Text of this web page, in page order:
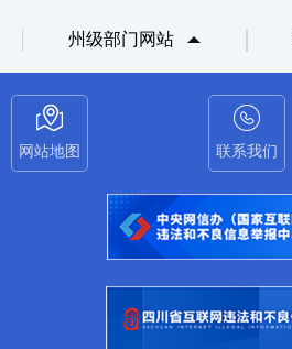
明“丹巴县融投企业经营管
融资计划意见建议”。 3. 联
系电话：0836-3522034。
四、反馈要求 反馈意见时
请注明联系人和联系方式
（单位反馈请加盖公章，
个人反馈请署实名）。
州级部门网站
网站地图 联系我们